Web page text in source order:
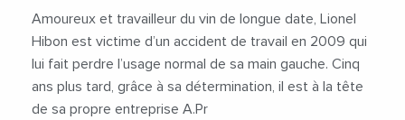
Amoureux et travailleur du vin de longue date, Lionel
Hibon est victime d’un accident de travail en 2009 qui
lui fait perdre l’usage normal de sa main gauche. Cinq
ans plus tard, grâce à sa détermination, il est à la tête
de sa propre entreprise A.Pr